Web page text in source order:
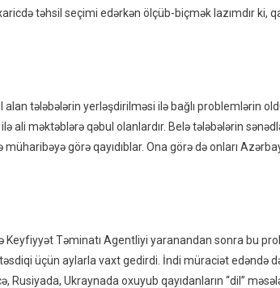
təhsil seçimi edərkən ölçüb-biçmək lazımdır ki,
tələbələrin yerləşdirilməsi ilə bağlı problemlərin
ali məktəblərə qəbul olanlardır. Belə tələbələrin
müharibəyə görə qayıdıblar. Ona görə də onları
Keyfiyyət Təminatı Agentliyi yaranandan sonra bu
üçün aylarla vaxt gedirdi. İndi müraciət edəndə
Rusiyada, Ukraynada oxuyub qayıdanların “dil”